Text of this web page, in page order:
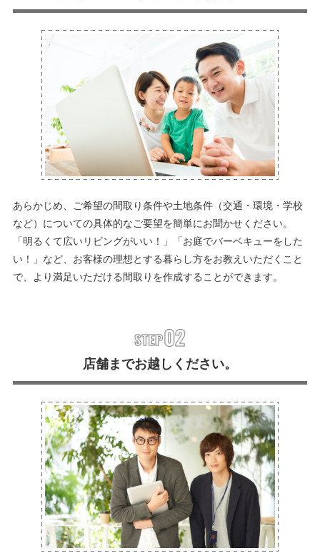
あらかじめ、ご希望の間取り条件や土地条件（交通・環境・学校
など）についての具体的なご要望を簡単にお聞かせください。
「明るくて広いリビングがいい！」「お庭でバーベキューをした
い！」など、お客様の理想とする暮らし方をお教えいただくこと
で、より満足いただける間取りを作成することができます。
店舗までお越しください。